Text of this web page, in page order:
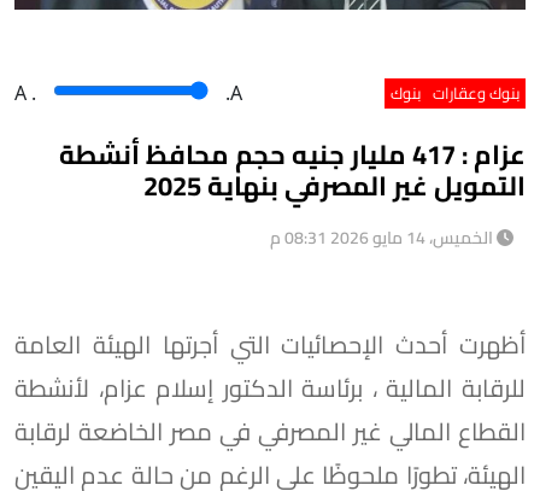
بنوك وعقارات بنوك A . .A
عزام : 417 مليار جنيه حجم محافظ أنشطة
التمويل غير المصرفي بنهاية 2025
الخميس، 14 مايو 2026 08:31 م
أظهرت أحدث الإحصائيات التي أجرتها الهيئة العامة
للرقابة المالية ، برئاسة الدكتور إسلام عزام، لأنشطة
القطاع المالي غير المصرفي في مصر الخاضعة لرقابة
الهيئة، تطورًا ملحوظًا على الرغم من حالة عدم اليقين